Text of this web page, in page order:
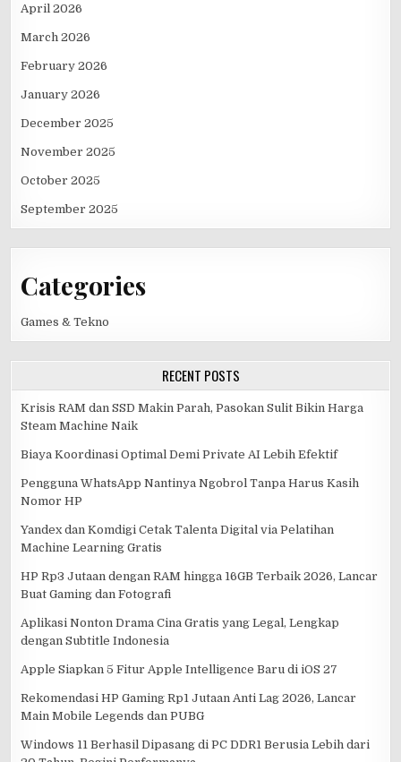
April 2026
March 2026
February 2026
January 2026
December 2025
November 2025
October 2025
September 2025
Categories
Games & Tekno
RECENT POSTS
Krisis RAM dan SSD Makin Parah, Pasokan Sulit Bikin Harga
Steam Machine Naik
Biaya Koordinasi Optimal Demi Private AI Lebih Efektif
Pengguna WhatsApp Nantinya Ngobrol Tanpa Harus Kasih
Nomor HP
Yandex dan Komdigi Cetak Talenta Digital via Pelatihan
Machine Learning Gratis
HP Rp3 Jutaan dengan RAM hingga 16GB Terbaik 2026, Lancar
Buat Gaming dan Fotografi
Aplikasi Nonton Drama Cina Gratis yang Legal, Lengkap
dengan Subtitle Indonesia
Apple Siapkan 5 Fitur Apple Intelligence Baru di iOS 27
Rekomendasi HP Gaming Rp1 Jutaan Anti Lag 2026, Lancar
Main Mobile Legends dan PUBG
Windows 11 Berhasil Dipasang di PC DDR1 Berusia Lebih dari